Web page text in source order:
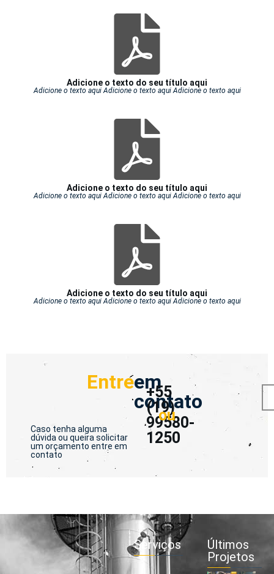
Adicione o texto do seu título aqui
Adicione o texto aqui Adicione o texto aqui Adicione o texto aqui
Adicione o texto do seu título aqui
Adicione o texto aqui Adicione o texto aqui Adicione o texto aqui
Adicione o texto do seu título aqui
Adicione o texto aqui Adicione o texto aqui Adicione o texto aqui
Entreem
contato
Caso tenha alguma
dúvida ou queira solicitar
um orçamento entre em
contato
+55
(19)
99580-
1250
ou
Serviços
Últimos
Projetos